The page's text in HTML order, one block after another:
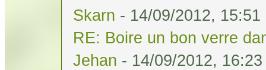
Skarn - 14/09/2012, 15:51
RE: Boire un bon verre
Jehan - 14/09/2012, 16:23